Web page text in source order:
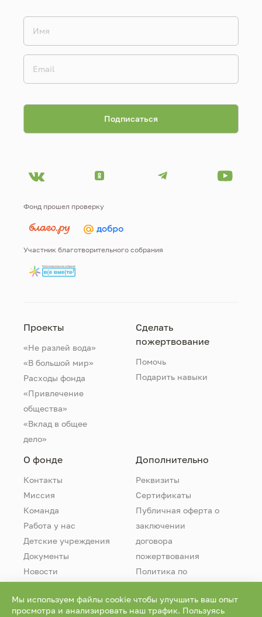
Фонд прошел проверку
Участник благотворительного собрания
Проекты
«Не разлей вода»
«В большой мир»
Расходы фонда
«Привлечение
общества»
«Вклад в общее
дело»
Сделать
пожертвование
Помочь
Подарить навыки
О фонде
Контакты
Миссия
Команда
Работа у нас
Детские учреждения
Документы
Новости
Дополнительно
Реквизиты
Сертификаты
Публичная оферта о
заключении
договора
пожертвования
Политика по
персональных
Мы используем файлы cookie чтобы улучшить ваш опыт
просмотра и анализировать наш трафик. Пользуясь